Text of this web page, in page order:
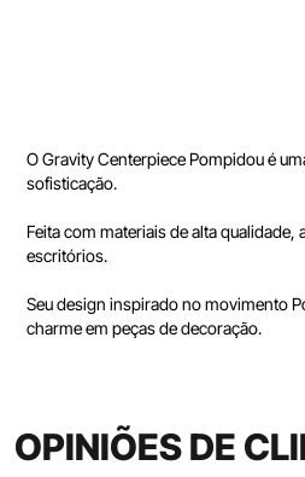
O Gravity Centerpiece Pompidou é
sofisticação.
Feita com materiais de alta
escritórios.
Seu design inspirado no movimento
charme em peças de decoração.
OPINIÕES DE